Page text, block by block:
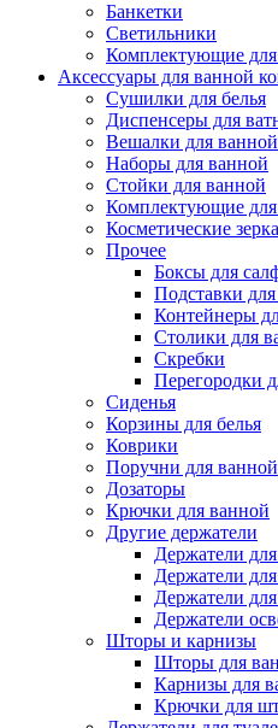
Банкетки
Светильники
Комплектующие для
Аксессуары для ванной
Сушилки для белья
Диспенсеры для
Вешалки для
Наборы для ванной
Стойки для ванной
Комплектующие для
Косметические
Прочее
Боксы для
Подставки
Контейнеры
Столики для
Скребки
Перегородки
Сиденья
Корзины для белья
Коврики
Поручни для ванной
Дозаторы
Крючки для ванной
Другие держатели
Держатели
Держатели
Держатели
Держатели
Шторы и карнизы
Шторы для
Карнизы для
Крючки для